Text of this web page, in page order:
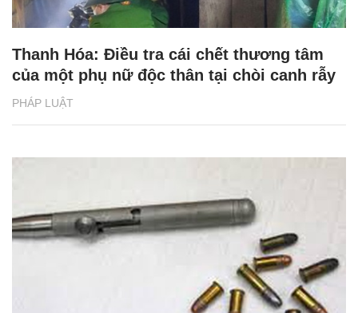
PHÁP LUẬT
Thanh Hóa: Điều tra cái chết thương tâm
của một phụ nữ độc thân tại chòi canh rẫy